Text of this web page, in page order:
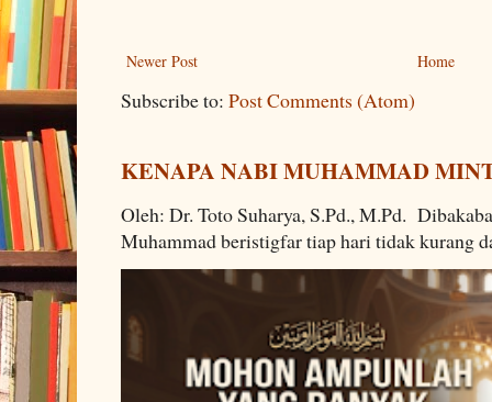
Newer Post Home
Subscribe to: Post Comments (Atom)
KENAPA NABI MUHAMMAD
Oleh: Dr. Toto Suharya, S.Pd., M.Pd.
Muhammad beristigfar tiap hari tidak kurang